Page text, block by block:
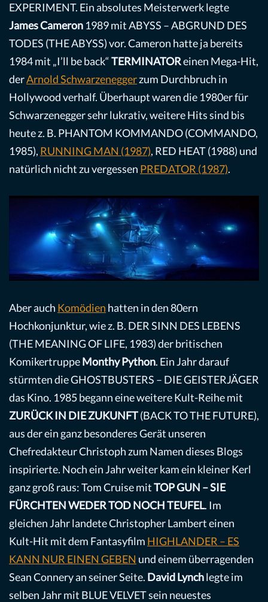
EXPERIMENT. Ein absolutes Meisterwerk legte
James Cameron 1989 mit ABYSS – ABGRUND DES
TODES (THE ABYSS) vor. Cameron hatte ja bereits
1984 mit „I’ll be back“TERMINATOReinen Mega-Hit,
derArnold Schwarzeneggerzum Durchbruch in
Hollywood verhalf. Überhaupt waren die 1980er für
Schwarzenegger sehr lukrativ, weitere Hits sind bis
heute z. B. PHANTOM KOMMANDO (COMMANDO,
1985), RUNNING MAN (1987), RED HEAT (1988) und
natürlich nicht zu vergessen PREDATOR (1987).
Aber auch Komödien hatten in den 80ern
Hochkonjunktur, wie z. B. DER SINN DES LEBENS
(THE MEANING OF LIFE, 1983) der britischen
KomikertruppeMonthy Python. Ein Jahr darauf
stürmten die GHOSTBUSTERS – DIE GEISTERJÄGER
das Kino. 1985 begann eine weitere Kult-Reihe mit
ZURÜCK IN DIE ZUKUNFT(BACK TO THE FUTURE),
aus der ein ganz besonderes Gerät unseren
Chefredakteur Christoph zum Namen dieses Blogs
inspirierte. Noch ein Jahr weiter kam ein kleiner Kerl
ganz groß raus: Tom Cruise mitTOP GUN – SIE
FÜRCHTEN WEDER TOD NOCH TEUFEL. Im
gleichen Jahr landete Christopher Lambert einen
Kult-Hit mit dem Fantasyfilm HIGHLANDER – ES
KANN NUR EINEN GEBEN und einem überragenden
Sean Connery an seiner Seite. David Lynchlegte im
selben Jahr mit BLUE VELVET sein neuestes